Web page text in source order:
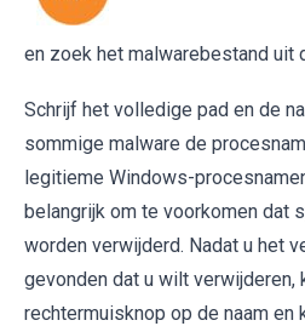
en zoek het malwarebestand uit
Schrijf het volledige pad en de
sommige malware de
legitieme Windows-
belangrijk om te voorkomen dat
worden verwijderd. Nadat u het
gevonden dat u wilt verwijderen,
rechtermuisknop op de naam en